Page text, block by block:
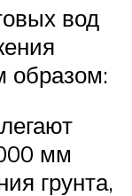
вод
образом:
мм
грунта,